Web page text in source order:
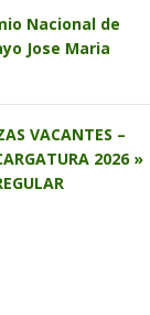
Nacional de
Jose Maria
VACANTES –
2026 »